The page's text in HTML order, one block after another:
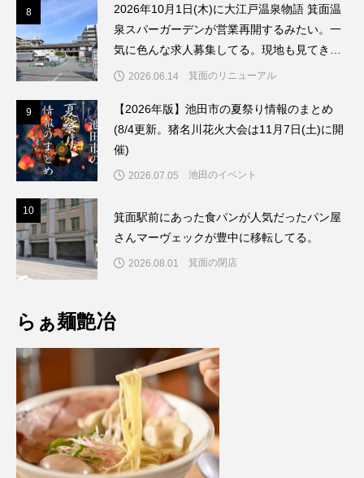
8
2026年10月1日(木)に大江戸温泉物語 箕面温
泉スパーガーデンが営業再開するみたい。一
気に色んな求人募集してる。現地も見てきた
よ。2026.06.14 箕面のリニューアル
9
【2026年版】池田市の夏祭り情報のまとめ
(8/4更新。猪名川花火大会は11月7日(土)に開
催)
2026.07.05 池田のイベント
10
箕面駅前にあった食パンが人気だったパン屋
さんマーヴェックが豊中に移転してる。
2026.08.01 箕面の閉店
らぁ麺艶冶